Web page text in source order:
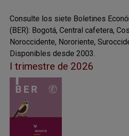
Consulte los siete Boletines
(BER): Bogotá, Central cafetera,
Noroccidente, Nororiente,
Disponibles desde 2003.
I trimestre de 2026